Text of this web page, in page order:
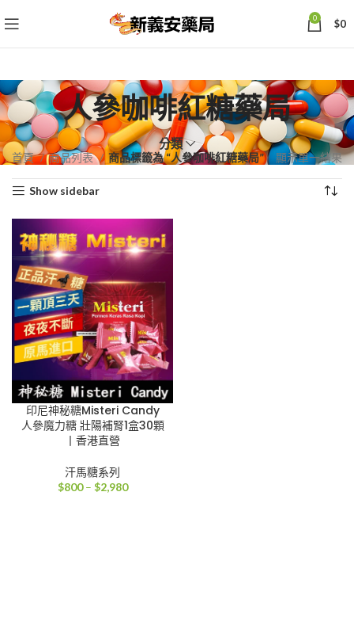
0 $0
人參咖啡紅糖藥局
分類
首頁 商品列表 商品標籤為 “人參咖啡紅糖藥局” 顯示單一結果
Show sidebar
印尼神秘糖Misteri Candy
人參魔力糖 壯陽補腎1盒30顆
丨香港直營
汗馬糖系列
$800 – $2,980價